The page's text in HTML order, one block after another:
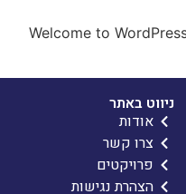
Welcome to
ניווט באתר
אודות
צרו קשר
פרויקטים
הצהרת נגישות